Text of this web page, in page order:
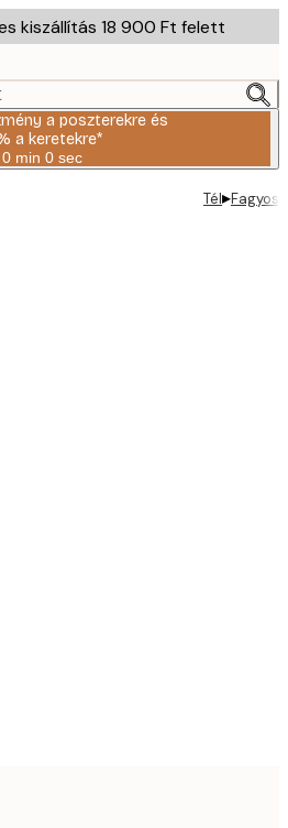
kiszállítás 18 900 Ft felett
a poszterekre és
a keretekre*
0 min 0 sec
Érvényes:
Tél▸Fagyos